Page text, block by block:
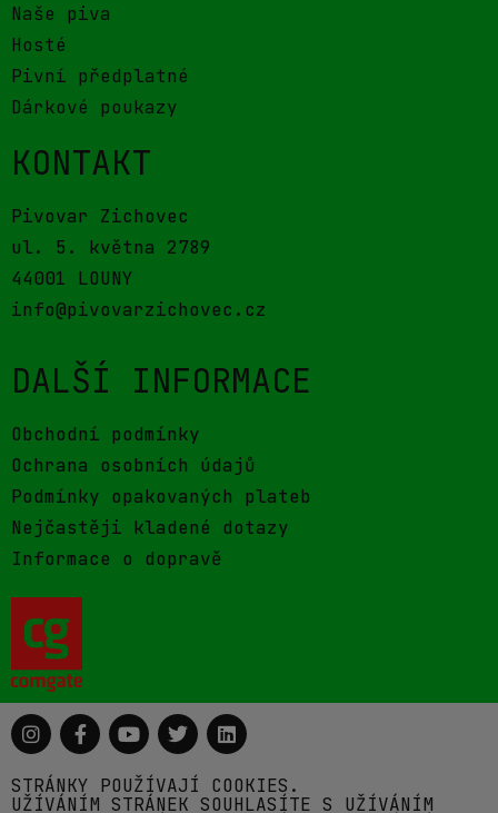
Naše piva
Hosté
Pivní předplatné
Dárkové poukazy
KONTAKT
Pivovar Zichovec
ul. 5. května 2789
44001 LOUNY
info@pivovarzichovec.cz
DALŠÍ INFORMACE
Obchodní podmínky
Ochrana osobních údajů
Podmínky opakovaných plateb
Nejčastěji kladené dotazy
Informace o dopravě
STRÁNKY POUŽÍVAJÍ COOKIES.
UŽÍVÁNÍM STRÁNEK SOUHLASÍTE S UŽÍVÁNÍM